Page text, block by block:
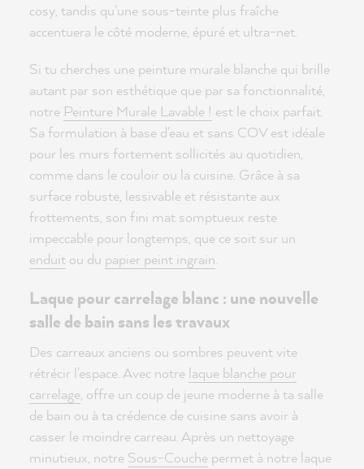
cosy, tandis qu'une sous-teinte plus fraîche
accentuera le côté moderne, épuré et ultra-net.
Si tu cherches une peinture murale blanche qui brille
autant par son esthétique que par sa fonctionnalité,
notre Peinture Murale Lavable ! est le choix parfait.
Sa formulation à base d'eau et sans COV est idéale
pour les murs fortement sollicités au quotidien,
comme dans le couloir ou la cuisine. Grâce à sa
surface robuste, lessivable et résistante aux
frottements, son fini mat somptueux reste
impeccable pour longtemps, que ce soit sur un
enduit ou du papier peint ingrain.
Laque pour carrelage blanc : une nouvelle
salle de bain sans les travaux
Des carreaux anciens ou sombres peuvent vite
rétrécir l'espace. Avec notre laque blanche pour
carrelage, offre un coup de jeune moderne à ta salle
de bain ou à ta crédence de cuisine sans avoir à
casser le moindre carreau. Après un nettoyage
minutieux, notre Sous-Couche permet à notre laque